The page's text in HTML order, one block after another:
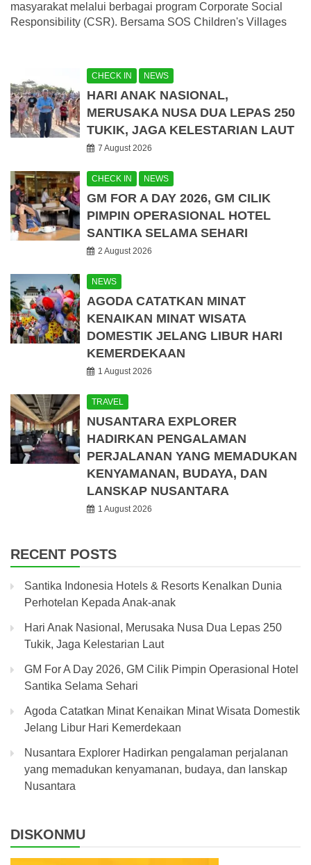
masyarakat melalui berbagai program Corporate Social
Responsibility (CSR). Bersama SOS Children's Villages
CHECK IN NEWS
HARI ANAK NASIONAL,
MERUSAKA NUSA DUA LEPAS 250
TUKIK, JAGA KELESTARIAN LAUT
7 August 2026
CHECK IN NEWS
GM FOR A DAY 2026, GM CILIK
PIMPIN OPERASIONAL HOTEL
SANTIKA SELAMA SEHARI
2 August 2026
NEWS
AGODA CATATKAN MINAT
KENAIKAN MINAT WISATA
DOMESTIK JELANG LIBUR HARI
KEMERDEKAAN
1 August 2026
TRAVEL
NUSANTARA EXPLORER
HADIRKAN PENGALAMAN
PERJALANAN YANG MEMADUKAN
KENYAMANAN, BUDAYA, DAN
LANSKAP NUSANTARA
1 August 2026
RECENT POSTS
Santika Indonesia Hotels & Resorts Kenalkan Dunia
Perhotelan Kepada Anak-anak
Hari Anak Nasional, Merusaka Nusa Dua Lepas 250
Tukik, Jaga Kelestarian Laut
GM For A Day 2026, GM Cilik Pimpin Operasional Hotel
Santika Selama Sehari
Agoda Catatkan Minat Kenaikan Minat Wisata Domestik
Jelang Libur Hari Kemerdekaan
Nusantara Explorer Hadirkan pengalaman perjalanan
yang memadukan kenyamanan, budaya, dan lanskap
Nusantara
DISKONMU